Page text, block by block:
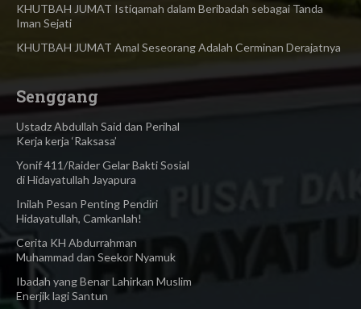
KHUTBAH JUMAT Istiqamah dalam Beribadah sebagai Tanda
Iman Sejati
KHUTBAH JUMAT Amal Seseorang Adalah Cerminan Derajatnya
Senggang
Ustadz Abdullah Said dan Perihal
Kerja kerja ‘Raksasa’
Yonif 411/Raider Gelar Bakti Sosial
di Hidayatullah Jayapura
Inilah Pesan Penting Pendiri
Hidayatullah, Camkanlah!
Cerita KH Abdurrahman
Muhammad dan Seekor Nyamuk
Ibadah yang Benar Lahirkan Muslim
Enerjik lagi Santun